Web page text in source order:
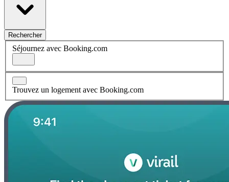
Rechercher
Séjournez avec Booking.com
Trouvez un logement avec Booking.com